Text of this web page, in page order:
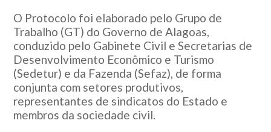
O Protocolo foi elaborado pelo Grupo de
Trabalho (GT) do Governo de Alagoas,
conduzido pelo Gabinete Civil e Secretarias de
Desenvolvimento Econômico e Turismo
(Sedetur) e da Fazenda (Sefaz), de forma
conjunta com setores produtivos,
representantes de sindicatos do Estado e
membros da sociedade civil.